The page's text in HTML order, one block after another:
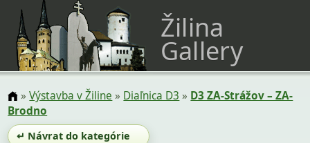
Žilina
Gallery
»Výstavba v Žiline » Diaľnica D3 » D3 ZA-Strážov – ZA-
Brodno
↵ Návrat do kategórie